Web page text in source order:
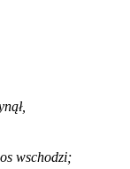
wschodzi;